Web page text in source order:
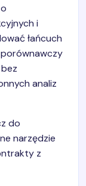
i
łańcuch
analiz
do
narzędzie
z